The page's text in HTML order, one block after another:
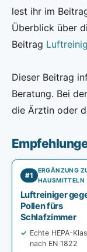
lest ihr im
Überblick über
Beitrag
Dieser Beitrag
Beratung. Bei
die Ärztin oder
#1
ERGÄNZUNG
HAUSMITTELN
Luftreiniger
Pollen fürs
Schlafzimmer
Echte HEPA-
nach EN 1822